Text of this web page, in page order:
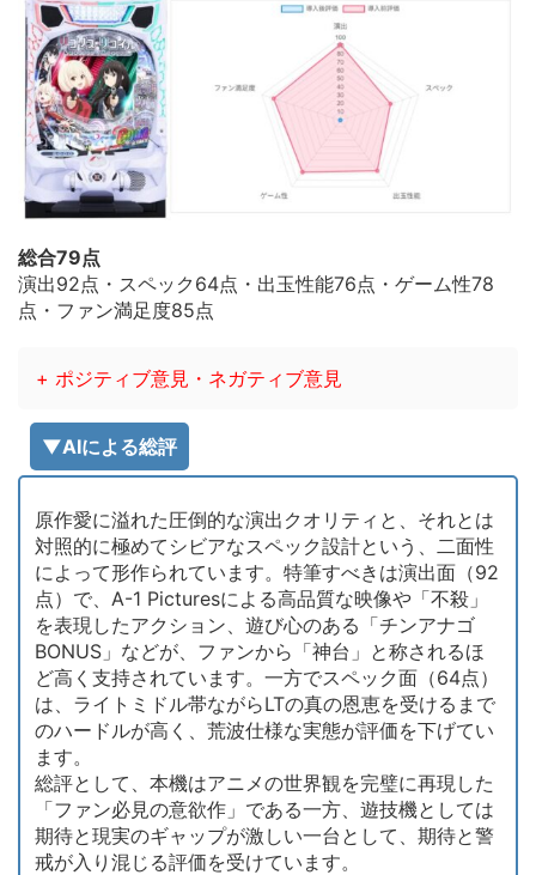
総合79点
演出92点・スペック64点・出玉性能76点・ゲーム性78
点・ファン満足度85点
+ ポジティブ意見・ネガティブ意見
▼AIによる総評
原作愛に溢れた圧倒的な演出クオリティと、それとは
対照的に極めてシビアなスペック設計という、二面性
によって形作られています。特筆すべきは演出面（92
点）で、A-1 Picturesによる高品質な映像や「不殺」
を表現したアクション、遊び心のある「チンアナゴ
BONUS」などが、ファンから「神台」と称されるほ
ど高く支持されています。一方でスペック面（64点）
は、ライトミドル帯ながらLTの真の恩恵を受けるまで
のハードルが高く、荒波仕様な実態が評価を下げてい
ます。
総評として、本機はアニメの世界観を完璧に再現した
「ファン必見の意欲作」である一方、遊技機としては
期待と現実のギャップが激しい一台として、期待と警
戒が入り混じる評価を受けています。